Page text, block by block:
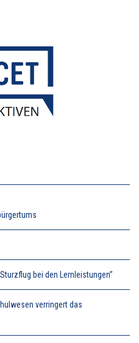
bei den Lernleistungen”
verringert das